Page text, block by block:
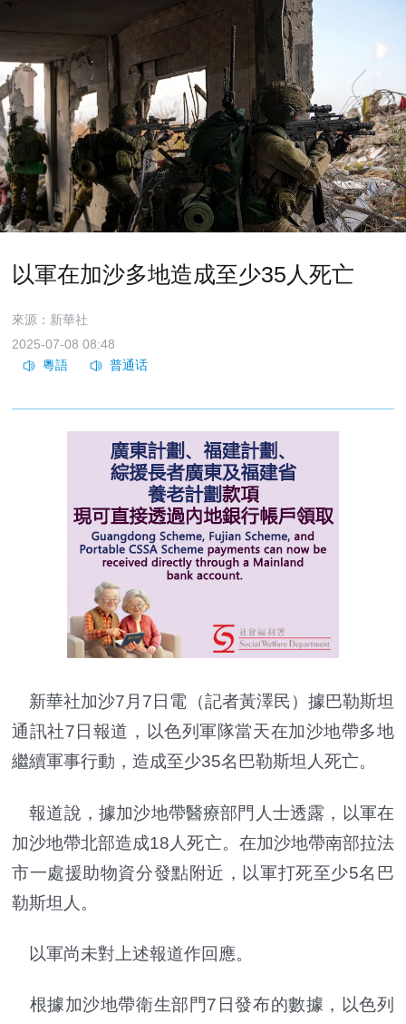
以軍在加沙多地造成至少35人死亡
來源：新華社
2025-07-08 08:48
新華社加沙7月7日電（記者黃澤民）據巴勒斯坦
通訊社7日報道，以色列軍隊當天在加沙地帶多地
繼續軍事行動，造成至少35名巴勒斯坦人死亡。
報道說，據加沙地帶醫療部門人士透露，以軍在
加沙地帶北部造成18人死亡。在加沙地帶南部拉法
市一處援助物資分發點附近，以軍打死至少5名巴
勒斯坦人。
以軍尚未對上述報道作回應。
根據加沙地帶衛生部門7日發布的數據，以色列